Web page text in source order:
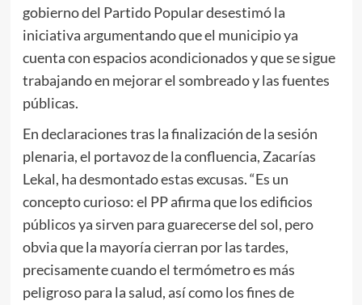
gobierno del Partido Popular desestimó la
iniciativa argumentando que el municipio ya
cuenta con espacios acondicionados y que se sigue
trabajando en mejorar el sombreado y las fuentes
públicas.
En declaraciones tras la finalización de la sesión
plenaria, el portavoz de la confluencia, Zacarías
Lekal, ha desmontado estas excusas. “Es un
concepto curioso: el PP afirma que los edificios
públicos ya sirven para guarecerse del sol, pero
obvia que la mayoría cierran por las tardes,
precisamente cuando el termómetro es más
peligroso para la salud, así como los fines de